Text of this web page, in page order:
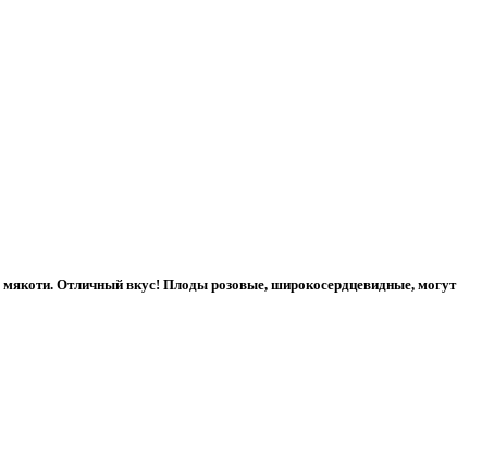
Отличный вкус! Плоды розовые, широкосердцевидные, могут